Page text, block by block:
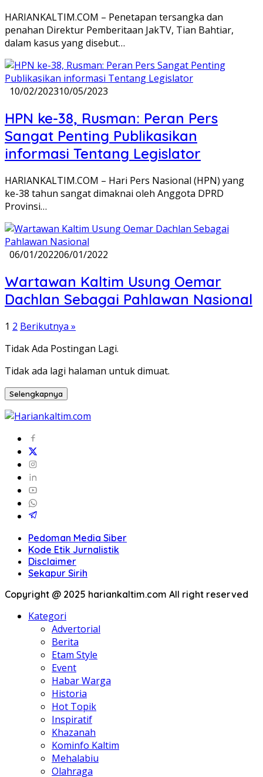
HARIANKALTIM.COM – Penetapan tersangka dan
penahan Direktur Pemberitaan JakTV, Tian Bahtiar,
dalam kasus yang disebut…
10/02/202310/05/2023
HPN ke-38, Rusman: Peran Pers
Sangat Penting Publikasikan
informasi Tentang Legislator
HARIANKALTIM.COM – Hari Pers Nasional (HPN) yang
ke-38 tahun sangat dimaknai oleh Anggota DPRD
Provinsi…
06/01/202206/01/2022
Wartawan Kaltim Usung Oemar
Dachlan Sebagai Pahlawan Nasional
Paginasi
pos
1 2 Berikutnya »
Tidak Ada Postingan Lagi.
Tidak ada lagi halaman untuk dimuat.
Selengkapnya
Pedoman Media Siber
Kode Etik Jurnalistik
Disclaimer
Sekapur Sirih
Copyright @ 2025 hariankaltim.com All right reserved
Kategori
Advertorial
Berita
Etam Style
Event
Habar Warga
Historia
Hot Topik
Inspiratif
Khazanah
Kominfo Kaltim
Mehalabiu
Olahraga